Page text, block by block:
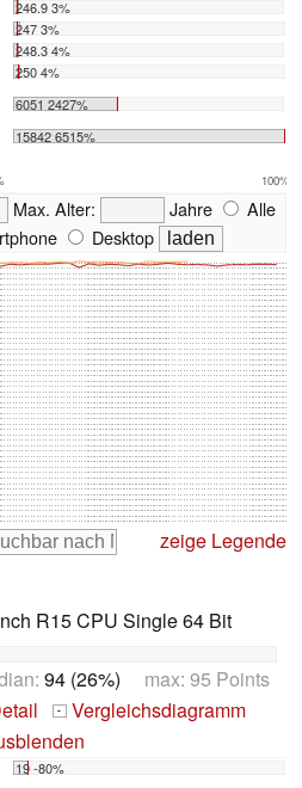
246.9 3%
247 3%
248.3 4%
250 4%
6051 2427%
15842 6515%
100%
Max. Alter: Jahre
Alle
Desktop
zeige Legende
R15 CPU Single 64 Bit
94 (26%) max: 95 Points
- Vergleichsdiagramm
19 -80%